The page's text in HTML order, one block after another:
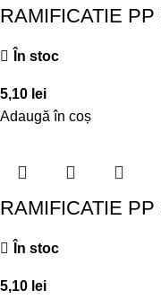
RAMIFICATIE
În stoc
5,10 lei
Adaugă în coș
RAMIFICATIE
În stoc
5,10 lei